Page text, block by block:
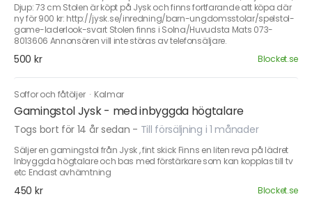
Djup: 73 cm Stolen är köpt på Jysk och finns fortfarande att köpa där
ny för 900 kr: http://jysk.se/inredning/barn-ungdomsstolar/spelstol-
game-laderlook-svart Stolen finns i Solna/Huvudsta Mats 073-
8013606 Annonsören vill inte störas av telefonsäljare.
500 kr Blocket.se
Soffor och fåtöljer · Kalmar
Gamingstol Jysk - med inbyggda högtalare
Togs bort för 14 år sedan - Till försäljning i 1 månader
Säljer en gamingstol från Jysk , fint skick Finns en liten reva på lädret
Inbyggda högtalare och bas med förstärkare som kan kopplas till tv
etc Endast avhämtning
450 kr Blocket.se